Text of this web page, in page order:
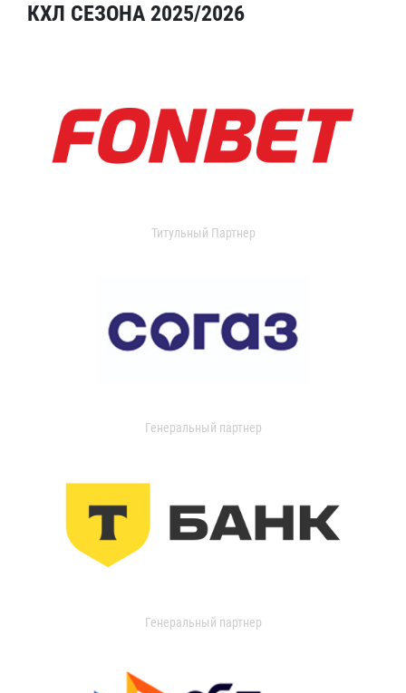
КХЛ СЕЗОНА 2025/2026
Титульный Партнер
Генеральный партнер
Генеральный партнер